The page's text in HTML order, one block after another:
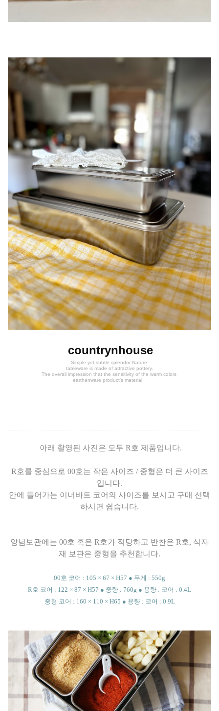
countrynhouse
Simple yet subtle splendor Nature
tableware is made of attractive pottery.
The overall impression that the sensitivity of the warm colors
earthenware product's material,
아래 촬영된 사진은 모두 R호 제품입니다.
R호를 중심으로 00호는 작은 사이즈 / 중형은 더 큰 사이즈
입니다.
안에 들어가는 이너바트 코어의 사이즈를 보시고 구매 선택
하시면 쉽습니다.
양념보관에는 00호 혹은 R호가 적당하고 반찬은 R호, 식자
재 보관은 중형을 추천합니다.
00호 코어 : 105 × 67 × H57 ● 무게 : 550g
R호 코어 : 122 × 87 × H57 ● 중량 : 760g ● 용량 : 코어 : 0.4L
중형 코어 : 160 × 110 × H65 ● 용량 : 코어 : 0.9L